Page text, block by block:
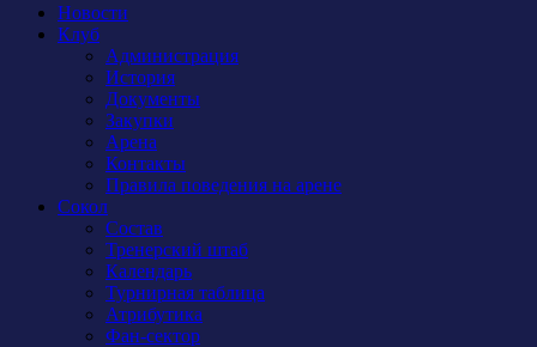
Новости
Клуб
Администрация
История
Документы
Закупки
Арена
Контакты
Правила поведения на арене
Сокол
Состав
Тренерский штаб
Календарь
Турнирная таблица
Атрибутика
Фан-сектор